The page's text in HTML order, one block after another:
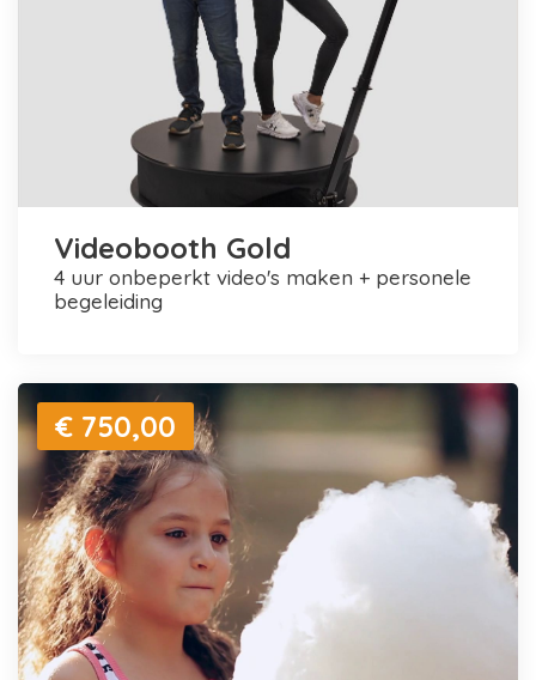
Videobooth Gold
4 uur onbeperkt video's maken + personele
begeleiding
€ 750,00